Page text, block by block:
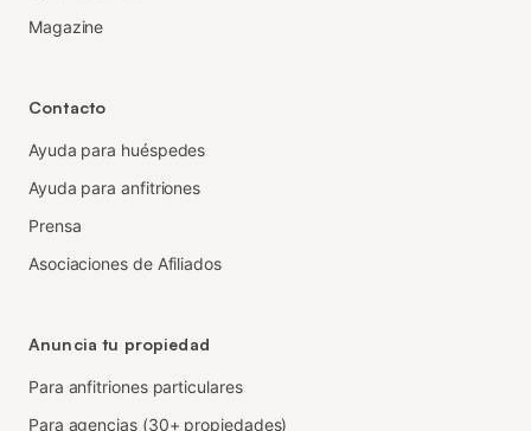
Magazine
Contacto
Ayuda para huéspedes
Ayuda para anfitriones
Prensa
Asociaciones de Afiliados
Anuncia tu propiedad
Para anfitriones particulares
Para agencias (30+ propiedades)